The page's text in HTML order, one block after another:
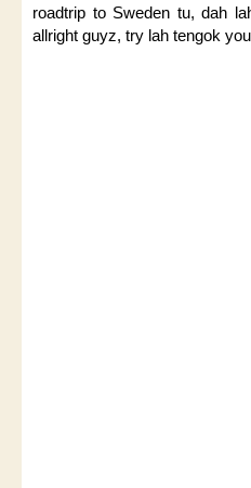
roadtrip to Sweden tu, dah
allright guyz, try lah tengok